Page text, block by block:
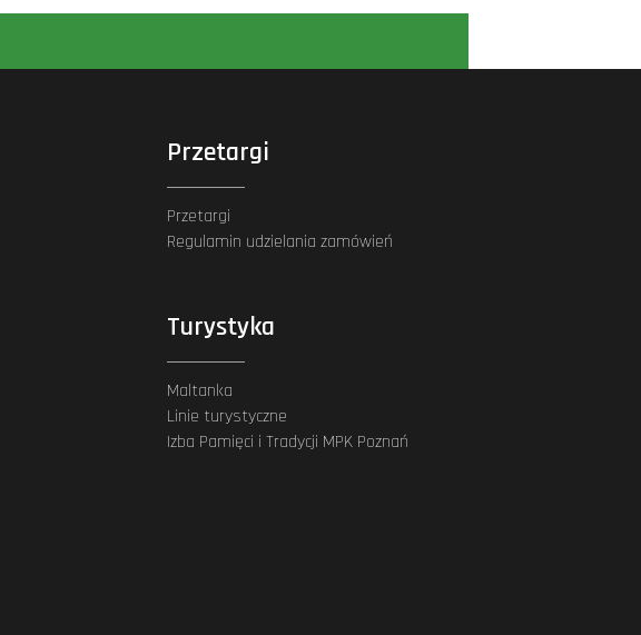
Przetargi
Przetargi
Regulamin udzielania zamówień
Turystyka
Maltanka
Linie turystyczne
Izba Pamięci i Tradycji MPK Poznań